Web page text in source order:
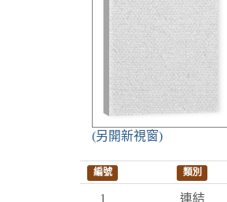
(另開新視窗)
編號 類別
1 連結